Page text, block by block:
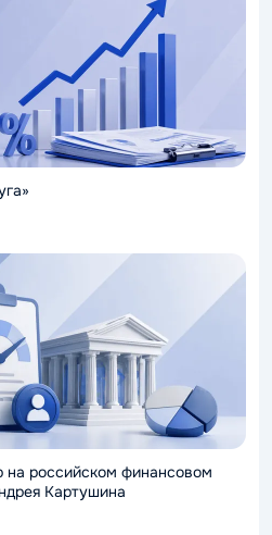
на российском финансовом
Картушина